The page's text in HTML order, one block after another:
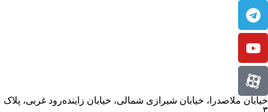
خیابان ملاصدرا، خیابان شیرازی شمالی، خیابان زاینده‌رود غربی، پلاک